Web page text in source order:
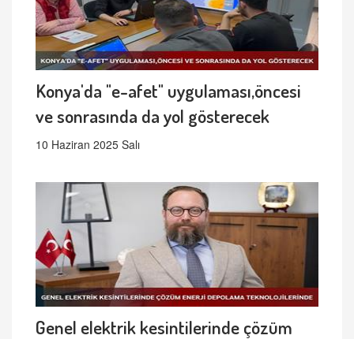
Konya'da "e-afet" uygulaması,öncesi
ve sonrasında da yol gösterecek
10 Haziran 2025 Salı
Genel elektrik kesintilerinde çözüm